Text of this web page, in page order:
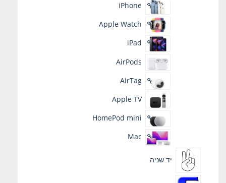
iPhone
Apple Watch
iPad
AirPods
AirTag
Apple TV
HomePod mini
Mac
יד שניה